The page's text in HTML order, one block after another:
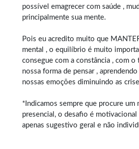
possível emagrecer com saúde ,
principalmente sua mente.
Pois eu acredito muito que
mental , o equilíbrio é muito
consegue com a constância , com o
nossa forma de pensar ,
nossas emoções diminuindo as
*Indicamos sempre que procure um
presencial, o desafio é motivacional
apenas sugestivo geral e não